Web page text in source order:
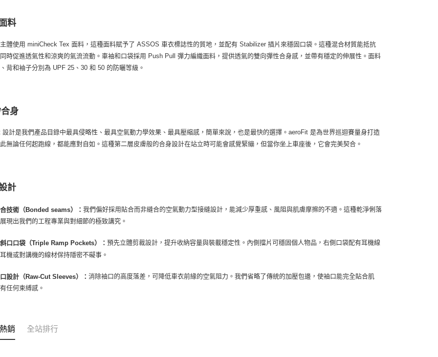
料
體使用 miniCheck Tex 面料，這種面料賦予了 ASSOS 車衣標誌性的質地，並配有 Stabilizer 插片來穩固口袋。這種混合材質能抵抗
時促進透氣性和涼爽的氣流流動。車袖和口袋採用 Push Pull 彈力編織面料，提供透氣的雙向彈性合身感，並帶有穩定的伸展性。面料
背和袖子分別為 UPF 25、30 和 50 的防曬等級。
身
設計是我們產品目錄中最具侵略性、最具空氣動力學效果、最具壓縮感，簡單來說，也是最快的選擇。aeroFit 是為世界巡迴賽量身打造
無論任何起跑線，都能應對自如。這種第二層皮膚般的合身設計在站立時可能會感覺緊繃，但當你坐上車座後，它會完美契合。
計
技術（Bonded seams）：我們偏好採用貼合而非縫合的空氣動力型接縫設計，能減少厚重感、風阻與肌膚摩擦的不適。這種乾淨俐落
現出我們的工程專業與對細節的極致講究。
口口袋（Triple Ramp Pockets）：預先立體剪裁設計，提升收納容量與裝載穩定性。內側擋片可穩固個人物品，右側口袋配有耳機線
機或對講機的線材保持隱密不礙事。
設計（Raw-Cut Sleeves）：消除袖口的高度落差，可降低車衣前緣的空氣阻力。我們省略了傳統的加壓包邊，使袖口能完全貼合肌
任何束縛感。
銷 全站排行